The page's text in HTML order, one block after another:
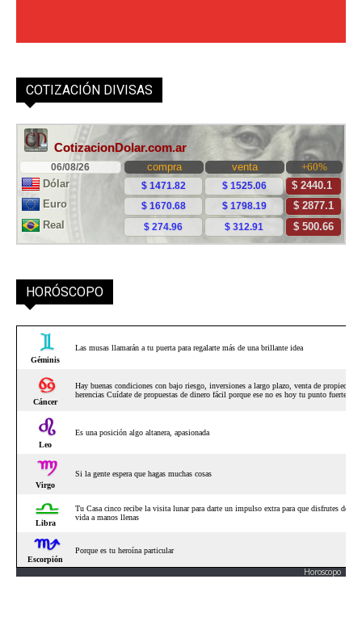
COTIZACIÓN DIVISAS
HORÓSCOPO
Horoscopo